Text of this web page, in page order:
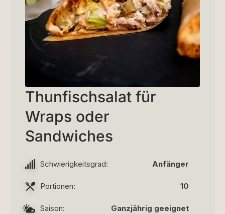
Thunfischsalat für
Wraps oder
Sandwiches
Schwierigkeitsgrad: Anfänger
Portionen: 10
Saison: Ganzjährig geeignet